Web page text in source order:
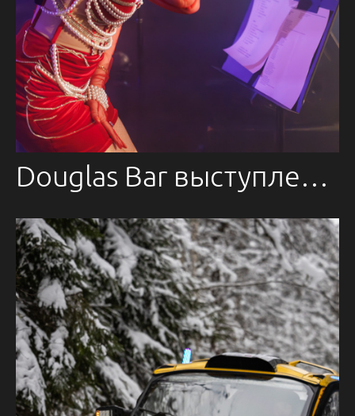
Douglas Bar выступление Елены Князевой